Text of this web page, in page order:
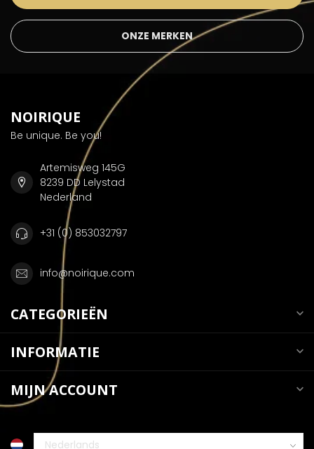
ONZE MERKEN
NOIRIQUE
Be unique. Be you!
Artemisweg 145G
8239 DD Lelystad
Nederland
+31 (0) 853032797
info@noirique.com
CATEGORIEËN
INFORMATIE
MIJN ACCOUNT